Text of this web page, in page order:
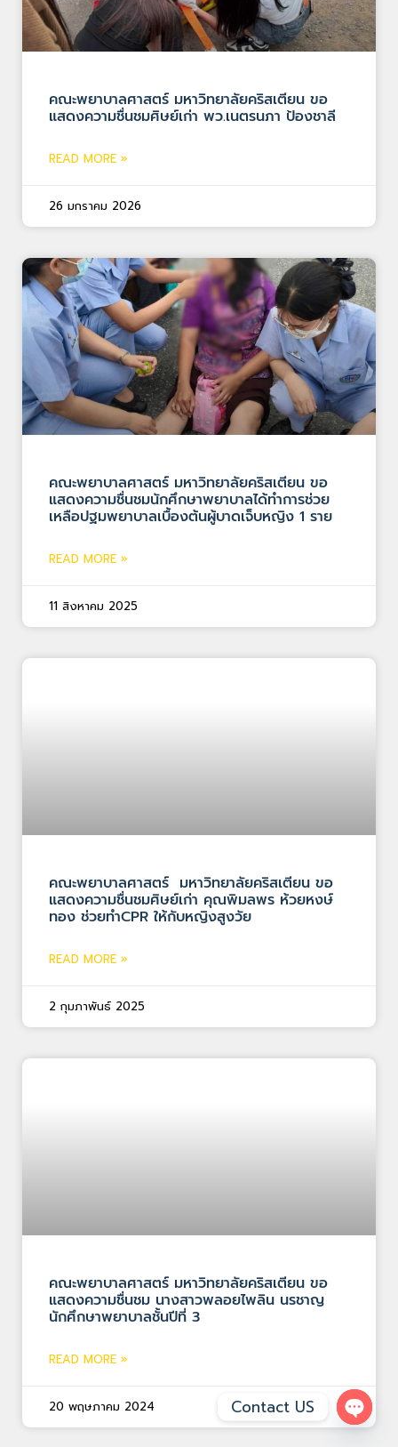
คณะพยาบาลศาสตร์ มหาวิทยาลัยคริสเตียน ขอ
แสดงความชื่นชมศิษย์เก่า พว.เนตรนภา ป้องชาลี
READ MORE »
26 มกราคม 2026
คณะพยาบาลศาสตร์ มหาวิทยาลัยคริสเตียน ขอ
แสดงความชื่นชมนักศึกษาพยาบาลได้ทำการช่วย
เหลือปฐมพยาบาลเบื้องต้นผู้บาดเจ็บหญิง 1 ราย
READ MORE »
11 สิงหาคม 2025
คณะพยาบาลศาสตร์ มหาวิทยาลัยคริสเตียน ขอ
แสดงความชื่นชมศิษย์เก่า คุณพิมลพร ห้วยหงษ์
ทอง ช่วยทำCPR ให้กับหญิงสูงวัย
READ MORE »
2 กุมภาพันธ์ 2025
คณะพยาบาลศาสตร์ มหาวิทยาลัยคริสเตียน ขอ
แสดงความชื่นชม นางสาวพลอยไพลิน นรชาญ
นักศึกษาพยาบาลชั้นปีที่ 3
READ MORE »
20 พฤษภาคม 2024 Contact US
Open